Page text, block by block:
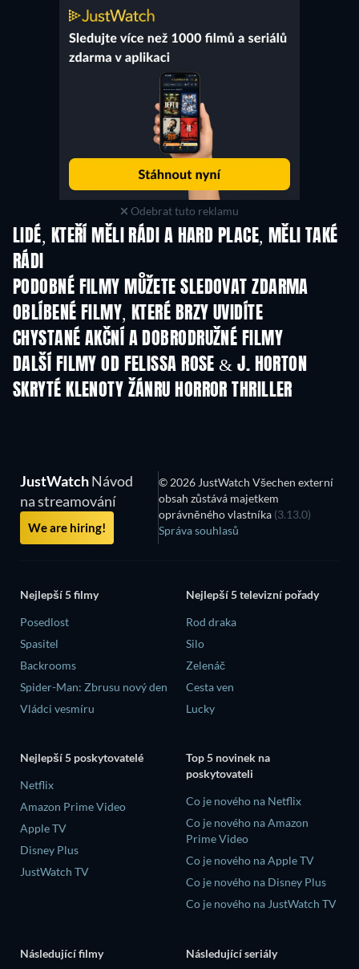
Odebrat tuto reklamu
LIDÉ, KTEŘÍ MĚLI RÁDI A HARD PLACE, MĚLI TAKÉ
RÁDI
PODOBNÉ FILMY MŮŽETE SLEDOVAT ZDARMA
OBLÍBENÉ FILMY, KTERÉ BRZY UVIDÍTE
CHYSTANÉ AKČNÍ A DOBRODRUŽNÉ FILMY
DALŠÍ FILMY OD FELISSA ROSE & J. HORTON
SKRYTÉ KLENOTY ŽÁNRU HORROR THRILLER
TV
JustWatchNávod
na streamování
We are hiring!
© 2026 JustWatch Všechen externí
obsah zůstává majetkem
oprávněného vlastníka (3.13.0)
Správa souhlasů
Nejlepší 5 filmy
Posedlost
Spasitel
Backrooms
Spider-Man: Zbrusu nový den
Vládci vesmíru
Nejlepší 5 televizní pořady
Rod draka
Silo
Zelenáč
Cesta ven
Lucky
Nejlepší 5 poskytovatelé
Netflix
Amazon Prime Video
Apple TV
Disney Plus
JustWatch TV
Top 5 novinek na
poskytovateli
Co je nového na Netflix
Co je nového na Amazon
Prime Video
Co je nového na Apple TV
Co je nového na Disney Plus
Co je nového na JustWatch TV
Následující filmy Následující seriály